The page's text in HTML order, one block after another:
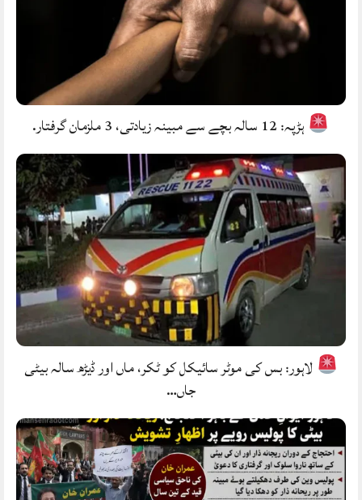
ہڑپہ: 12 سالہ بچے سے مبینہ زیادتی، 3 ملزمان گرفتار.
لاہور: بس کی موٹر سائیکل کو ٹکر، ماں اور ڈیڑھ سالہ بیٹی
جاں…